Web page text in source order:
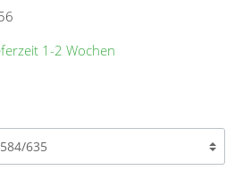
1-2 Wochen